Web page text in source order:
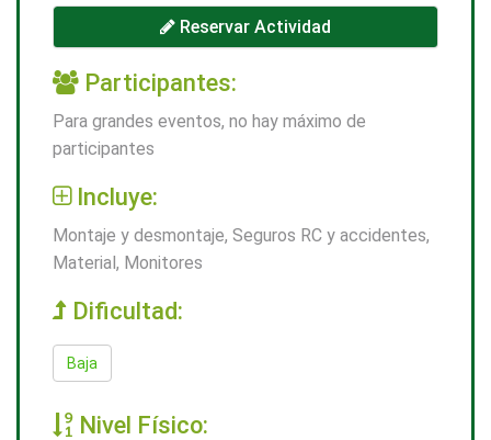
Reservar Actividad
Participantes:
Para grandes eventos, no hay máximo de
participantes
Incluye:
Montaje y desmontaje, Seguros RC y accidentes,
Material, Monitores
Dificultad:
Baja
Nivel Físico: